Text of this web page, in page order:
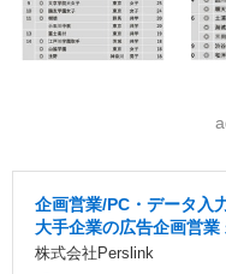
企画営業/PC・データ入
大手企業の広告企画営
株式会社Perslink